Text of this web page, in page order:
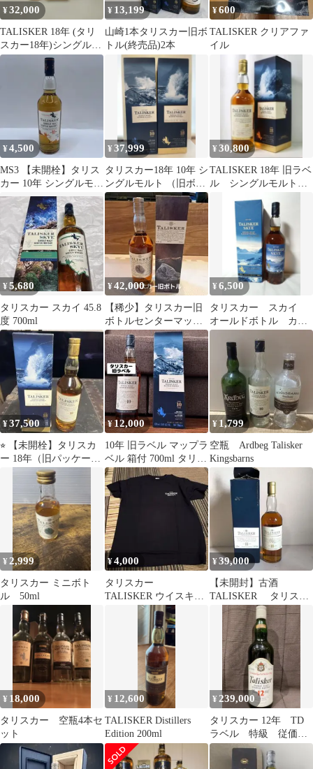
¥32,000
TALISKER 18年 (タリ
スカー18年)シングルモ
ルト スコッチウイスキ
¥ 13,199
山崎1本タリスカー旧ボ
トル(終売品)2本
¥600
TALISKER クリアファ
イル
¥4,500
MS3 【未開栓】タリス
カー 10年 シングルモル
ト 200ml
¥37,999
タリスカー18年 10年 シ
ングルモルト （旧ボト
ル）2本セット
¥30,800
TALISKER 18年 旧ラベ
ル シングルモルトウ
¥5,680
タリスカー スカイ 45.8
度 700ml
¥42,000
【稀少】タリスカー旧
ボトルセンターマップ
ラベル45.8％700ml
¥6,500
タリスカー スカイ
オールドボトル カー
トン付き
¥37,500
⭐︎ 【未開栓】タリスカ
ー 18年（旧パッケージ/
旧ボトル）
¥12,000
10年 旧ラベル マップラ
ベル 箱付 700ml タリス
カー スコッチウイスキ
ー
¥ 1,799
空瓶 Ardbeg Talisker
Kingsbarns
¥ 2,999
タリスカー ミニボト
ル 50ml
¥4,000
タリスカー
TALISKER ウイスキ
ー Tシャツ 希少
¥39,000
【未開封】古酒
TALISKER タリスカ
ー 18年 750ml 45.8%
¥ 18,000
タリスカー 空瓶4本セ
ット
¥ 12,600
TALISKER Distillers
Edition 200ml
¥239,000
タリスカー 12年 TD
ラベル 特級 従価表
記 旧ボトル 760ml 70年